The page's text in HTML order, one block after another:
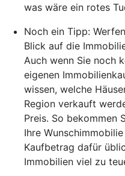
was wäre ein rotes
Noch ein Tipp:
Blick auf die
Auch wenn Sie noch
eigenen
wissen, welche
Region verkauft
Preis. So bekommen
Ihre
Kaufbetrag dafür
Immobilien viel zu